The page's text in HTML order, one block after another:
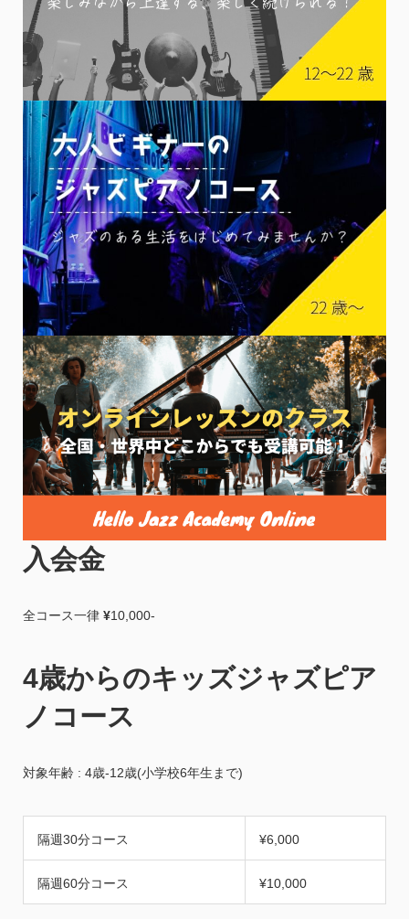
入会金
全コース一律 ¥10,000-
4歳からのキッズジャズピア
ノコース
対象年齢 : 4歳-12歳(小学校6年生まで)
隔週30分コース ¥6,000
隔週60分コース ¥10,000